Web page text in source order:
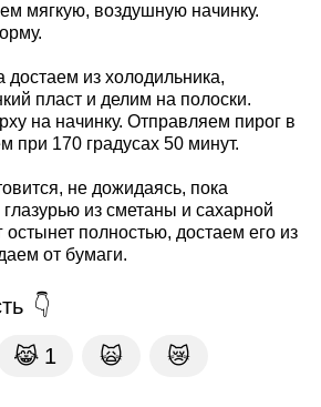
мягкую, воздушную начинку.
достаем из холодильника,
пласт и делим на полоски.
на начинку. Отправляем пирог в
при 170 градусах 50 минут.
не дожидаясь, пока
из сметаны и сахарной
остынет полностью, достаем его из
от бумаги.
😹 1 🙀 😿